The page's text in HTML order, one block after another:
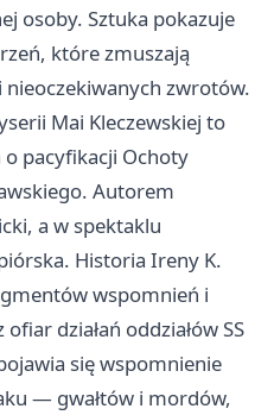
osoby. Sztuka pokazuje
które zmuszają
zwrotów.
Mai Kleczewskiej to
o pacyfikacji Ochoty
Autorem
a w spektaklu
Historia Ireny K.
wspomnień i
działań oddziałów SS
się wspomnienie
— gwałtów i mordów,